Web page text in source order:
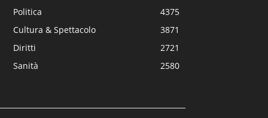
Politica
4375
Cultura & Spettacolo
3871
Diritti
2721
Sanità
2580